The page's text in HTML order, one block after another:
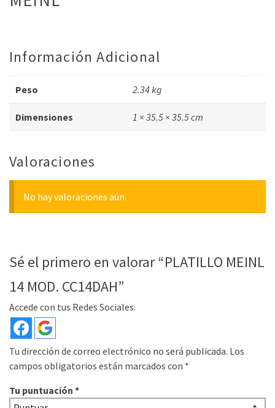
Información Adicional
Peso 2.34 kg
Dimensiones 1 × 35.5 × 35.5 cm
Valoraciones
No hay valoraciones aún.
Sé el primero en valorar “PLATILLO MEINL
14 MOD. CC14DAH”
Accede con tus Redes Sociales:
Tu dirección de correo electrónico no será publicada. Los
campos obligatorios están marcados con *
Tu puntuación *